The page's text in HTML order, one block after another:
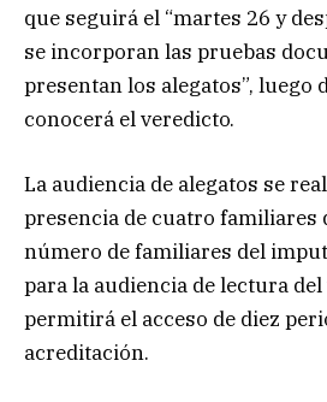
que seguirá el “martes 26 y
se incorporan las pruebas
presentan los alegatos”, luego
conocerá el veredicto.
La audiencia de alegatos se
presencia de cuatro familiares
número de familiares del
para la audiencia de lectura
permitirá el acceso de diez
acreditación.